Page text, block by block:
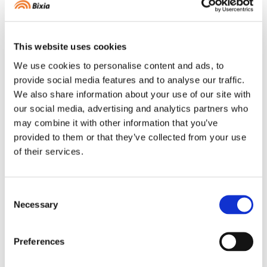
This website uses cookies
We use cookies to personalise content and ads, to
provide social media features and to analyse our traffic.
We also share information about your use of our site with
our social media, advertising and analytics partners who
may combine it with other information that you’ve
provided to them or that they’ve collected from your use
of their services.
Selection
Necessary
Preferences
Vilken tid på dygnet är det billigast att
Det är en vanligt förekommande fråga och i vissa fall
vid rätt tidpunkt – men det beror på vilket elavtal du
har. Historiskt sett har dygnets dyraste eltimmar varit
på morgonen, när folk kommer hem från jobbet och
under kvällen – alltså när många använder el
samtidigt. Om du har ett kvartsprisavtal är det viktigt
att anpassa din elförbrukning dygnets billigast kvartar.
Bor du i lägenhet och har ett rörligt elavtal påverkas
Bra att sprida ut elförbrukningen
Oavsett elavtal och hur du bor finns det fördelar med
att sprida ut din elförbrukning. Det minskar nämligen
belastningen på elnätet, vilket kan få positiva effekter